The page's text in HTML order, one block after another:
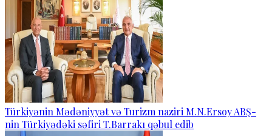
Türkiyənin Mədəniyyət və Turizm naziri M.N.Ersoy ABŞ-
nin Türkiyədəki səfiri T.Barrakı qəbul edib